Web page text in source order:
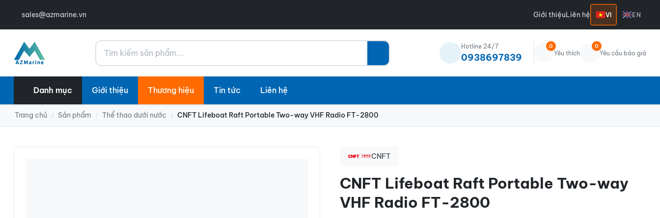
sales@azmarine.vn Giới thiệuLiên hệ VI EN
Tìm kiếm Hotline 24/7
0938697839
0
Yêu thích
0
Yêu cầu báo giá
Danh mục Giới thiệu Thương hiệu Tin tức Liên hệ
Trang chủ / Sản phẩm / Thể thao dưới nước / CNFT Lifeboat Raft Portable Two-way VHF Radio FT-2800
CNFT
CNFT Lifeboat Raft Portable Two-way
VHF Radio FT-2800